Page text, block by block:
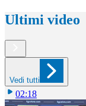
Ultimi video
Vedi tutti
02:18